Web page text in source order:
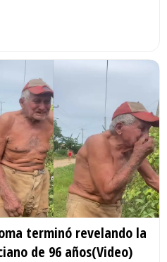
terminó revelando la
de 96 años(Video)